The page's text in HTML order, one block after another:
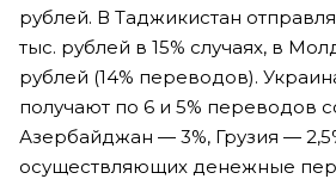
рублей. В Таджикистан
тыс. рублей в 15% случаях, в
рублей (14% переводов).
получают по 6 и 5% переводов
Азербайджан — 3%, Грузия —
осуществляющих денежные